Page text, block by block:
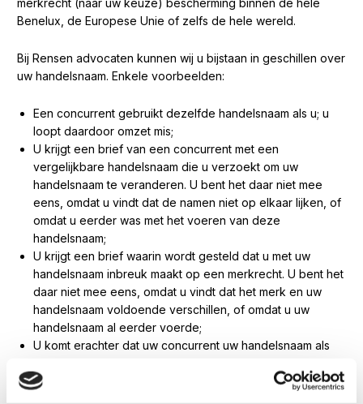
merkrecht (naar uw keuze) bescherming binnen de hele
Benelux, de Europese Unie of zelfs de hele wereld.
Bij Rensen advocaten kunnen wij u bijstaan in geschillen over
uw handelsnaam. Enkele voorbeelden:
Een concurrent gebruikt dezelfde handelsnaam als u; u
loopt daardoor omzet mis;
U krijgt een brief van een concurrent met een
vergelijkbare handelsnaam die u verzoekt om uw
handelsnaam te veranderen. U bent het daar niet mee
eens, omdat u vindt dat de namen niet op elkaar lijken, of
omdat u eerder was met het voeren van deze
handelsnaam;
U krijgt een brief waarin wordt gesteld dat u met uw
handelsnaam inbreuk maakt op een merkrecht. U bent het
daar niet mee eens, omdat u vindt dat het merk en uw
handelsnaam voldoende verschillen, of omdat u uw
handelsnaam al eerder voerde;
U komt erachter dat uw concurrent uw handelsnaam als
verzocht om uw domeinnaam te wijzigen;